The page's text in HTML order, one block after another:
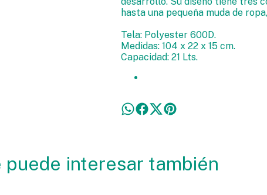
hasta una pequeña muda de
Tela: Polyester 600D.
Medidas: 104 x 22 x 15 cm.
Capacidad: 21 Lts.
puede interesar también